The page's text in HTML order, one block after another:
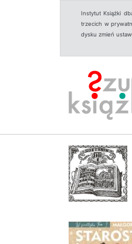
Instytut Książki
trzecich w
dysku zmień